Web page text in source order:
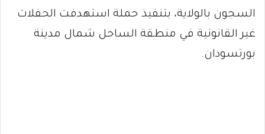
السجون بالولاية، بتنفيذ حملة استهدفت الحفلات
غير القانونية في منطقة الساحل شمال مدينة
بورتسودان.